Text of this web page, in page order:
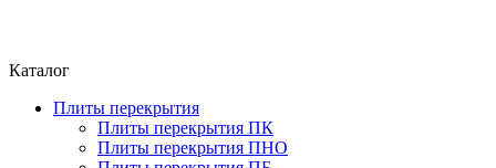
Каталог
Плиты перекрытия
Плиты перекрытия ПК
Плиты перекрытия ПНО